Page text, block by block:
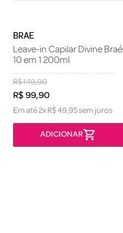
BRAE
Leave-in Capilar Divine Braé
10 em 1 200ml
R$149,90
R$99,90
Em até2xR$49,95sem juros